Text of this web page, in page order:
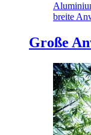
breite
Große